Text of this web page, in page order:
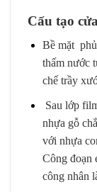
Cấu tạo
Bề mặt
thấm nước
chế trầy
Sau lớp
nhựa gỗ
với nhựa
Công đoạn
công nhân